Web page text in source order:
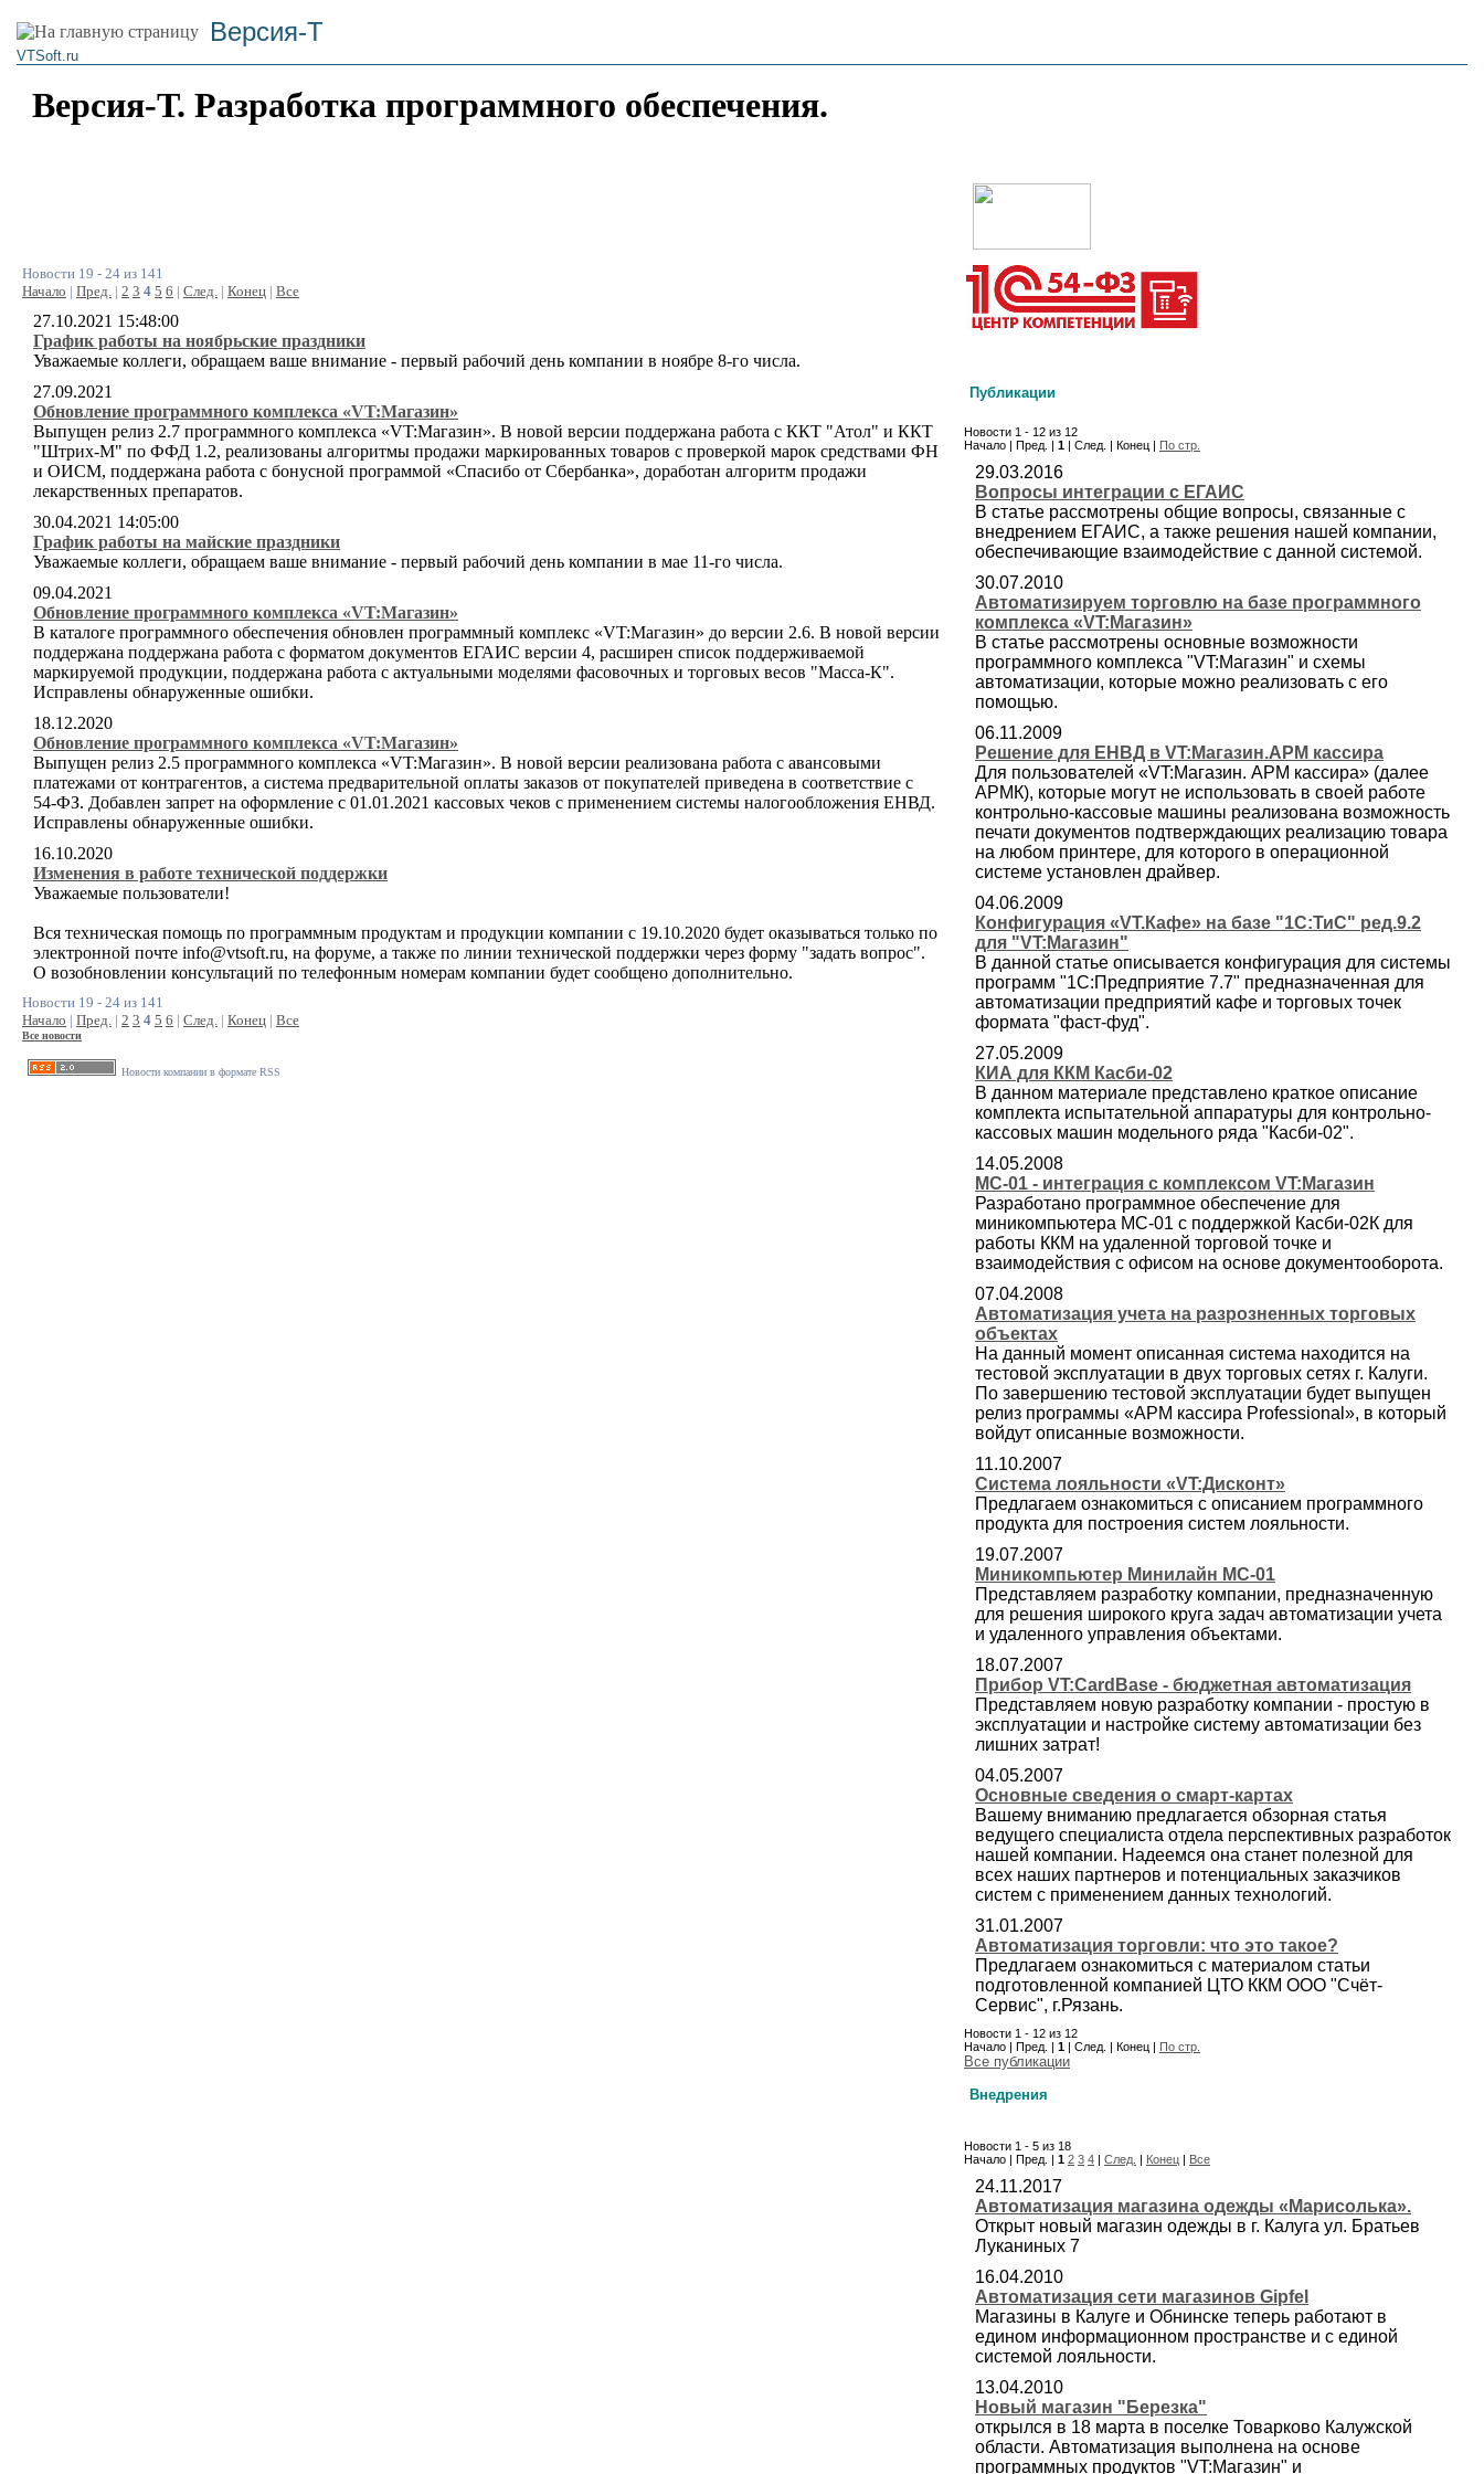
Версия-Т
VTSoft.ru
Версия-Т. Разработка программного обеспечения.
Новости 19 - 24 из 141
Начало | Пред. | 2 3 4 5 6 | След. | Конец | Все
27.10.2021 15:48:00
График работы на ноябрьские праздники
Уважаемые коллеги, обращаем ваше внимание - первый рабочий день компании в ноябре 8-го числа.
27.09.2021
Обновление программного комплекса «VT:Магазин»
Выпущен релиз 2.7 программного комплекса «VT:Магазин». В новой версии поддержана работа с ККТ "Атол" и ККТ
"Штрих-М" по ФФД 1.2, реализованы алгоритмы продажи маркированных товаров с проверкой марок средствами ФН
и ОИСМ, поддержана работа с бонусной программой «Спасибо от Сбербанка», доработан алгоритм продажи
лекарственных препаратов.
30.04.2021 14:05:00
График работы на майские праздники
Уважаемые коллеги, обращаем ваше внимание - первый рабочий день компании в мае 11-го числа.
09.04.2021
Обновление программного комплекса «VT:Магазин»
В каталоге программного обеспечения обновлен программный комплекс «VT:Магазин» до версии 2.6. В новой версии
поддержана поддержана работа с форматом документов ЕГАИС версии 4, расширен список поддерживаемой
маркируемой продукции, поддержана работа с актуальными моделями фасовочных и торговых весов "Масса-К".
Исправлены обнаруженные ошибки.
18.12.2020
Обновление программного комплекса «VT:Магазин»
Выпущен релиз 2.5 программного комплекса «VT:Магазин». В новой версии реализована работа с авансовыми
платежами от контрагентов, а система предварительной оплаты заказов от покупателей приведена в соответствие с
54-ФЗ. Добавлен запрет на оформление с 01.01.2021 кассовых чеков с применением системы налогообложения ЕНВД.
Исправлены обнаруженные ошибки.
16.10.2020
Изменения в работе технической поддержки
Уважаемые пользователи!
Вся техническая помощь по программным продуктам и продукции компании с 19.10.2020 будет оказываться только по
электронной почте info@vtsoft.ru, на форуме, а также по линии технической поддержки через форму "задать вопрос".
О возобновлении консультаций по телефонным номерам компании будет сообщено дополнительно.
Новости 19 - 24 из 141
Начало | Пред. | 2 3 4 5 6 | След. | Конец | Все
Все новости
Новости компании в формате RSS
Публикации
Новости 1 - 12 из 12
Начало | Пред. | 1 | След. | Конец | По стр.
29.03.2016
Вопросы интеграции с ЕГАИС
В статье рассмотрены общие вопросы, связанные с
внедрением ЕГАИС, а также решения нашей компании,
обеспечивающие взаимодействие с данной системой.
30.07.2010
Автоматизируем торговлю на базе программного
комплекса «VT:Магазин»
В статье рассмотрены основные возможности
программного комплекса "VT:Магазин" и схемы
автоматизации, которые можно реализовать с его
помощью.
06.11.2009
Решение для ЕНВД в VT:Магазин.АРМ кассира
Для пользователей «VT:Магазин. АРМ кассира» (далее
АРМК), которые могут не использовать в своей работе
контрольно-кассовые машины реализована возможность
печати документов подтверждающих реализацию товара
на любом принтере, для которого в операционной
системе установлен драйвер.
04.06.2009
Конфигурация «VT.Кафе» на базе "1С:ТиС" ред.9.2
для "VT:Магазин"
В данной статье описывается конфигурация для системы
программ "1С:Предприятие 7.7" предназначенная для
автоматизации предприятий кафе и торговых точек
формата "фаст-фуд".
27.05.2009
КИА для ККМ Касби-02
В данном материале представлено краткое описание
комплекта испытательной аппаратуры для контрольно-
кассовых машин модельного ряда "Касби-02".
14.05.2008
MC-01 - интеграция с комплексом VT:Магазин
Разработано программное обеспечение для
миникомпьютера МС-01 с поддержкой Касби-02К для
работы ККМ на удаленной торговой точке и
взаимодействия с офисом на основе документооборота.
07.04.2008
Автоматизация учета на разрозненных торговых
объектах
На данный момент описанная система находится на
тестовой эксплуатации в двух торговых сетях г. Калуги.
По завершению тестовой эксплуатации будет выпущен
релиз программы «АРМ кассира Professional», в который
войдут описанные возможности.
11.10.2007
Система лояльности «VT:Дисконт»
Предлагаем ознакомиться с описанием программного
продукта для построения систем лояльности.
19.07.2007
Миникомпьютер Минилайн МС-01
Представляем разработку компании, предназначенную
для решения широкого круга задач автоматизации учета
и удаленного управления объектами.
18.07.2007
Прибор VT:CardBase - бюджетная автоматизация
Представляем новую разработку компании - простую в
эксплуатации и настройке систему автоматизации без
лишних затрат!
04.05.2007
Основные сведения о смарт-картах
Вашему вниманию предлагается обзорная статья
ведущего специалиста отдела перспективных разработок
нашей компании. Надеемся она станет полезной для
всех наших партнеров и потенциальных заказчиков
систем с применением данных технологий.
31.01.2007
Автоматизация торговли: что это такое?
Предлагаем ознакомиться с материалом статьи
подготовленной компанией ЦТО ККМ ООО "Счёт-
Сервис", г.Рязань.
Новости 1 - 12 из 12
Начало | Пред. | 1 | След. | Конец | По стр.
Все публикации
Внедрения
Новости 1 - 5 из 18
Начало | Пред. | 1 2 3 4 | След. | Конец | Все
24.11.2017
Автоматизация магазина одежды «Марисолька».
Открыт новый магазин одежды в г. Калуга ул. Братьев
Луканиных 7
16.04.2010
Автоматизация сети магазинов Gipfel
Магазины в Калуге и Обнинске теперь работают в
едином информационном пространстве и с единой
системой лояльности.
13.04.2010
Новый магазин "Березка"
открылся в 18 марта в поселке Товарково Калужской
области. Автоматизация выполнена на основе
программных продуктов "VT:Магазин" и